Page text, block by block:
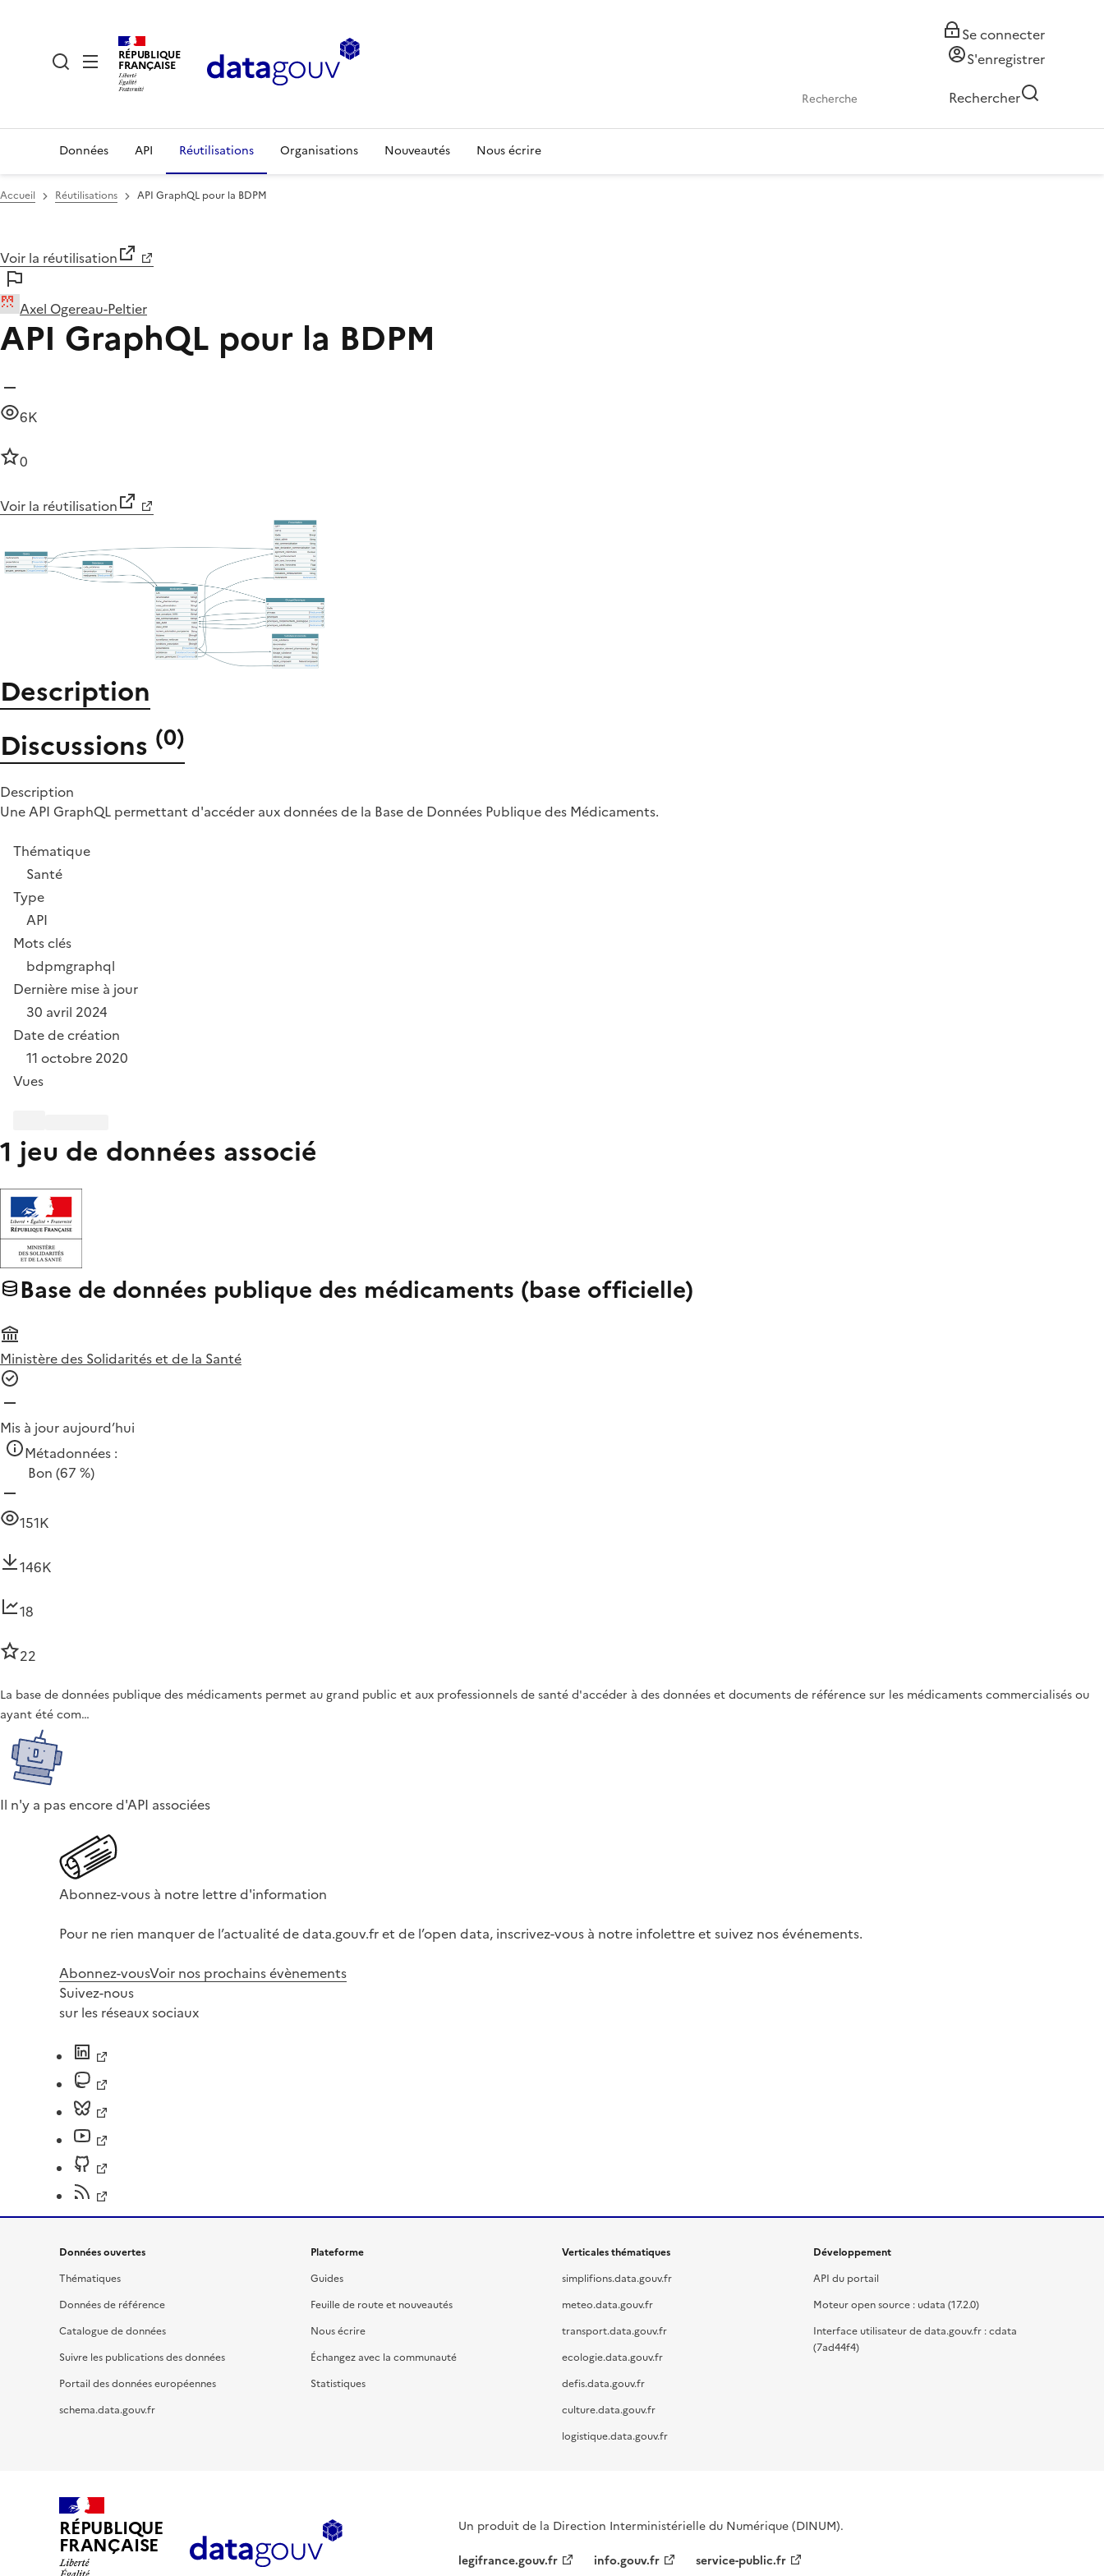
RÉPUBLIQUE
FRANÇAISE
Se connecter
S'enregistrer
Rechercher
Données API Réutilisations Organisations Nouveautés Nous écrire
Accueil Réutilisations API GraphQL pour la BDPM
Voir la réutilisation
Axel Ogereau-Peltier
API GraphQL pour la BDPM
6K
0
Voir la réutilisation
Description
Discussions (0)
Description
Une API GraphQL permettant d'accéder aux données de la Base de Données Publique des Médicaments.
Thématique
Santé
Type
API
Mots clés
bdpmgraphql
Dernière mise à jour
30 avril 2024
Date de création
11 octobre 2020
Vues
1 jeu de données associé
Base de données publique des médicaments (base officielle)
Ministère des Solidarités et de la Santé
Mis à jour aujourd’hui
Métadonnées :
Bon (67 %)
151K
146K
18
22
La base de données publique des médicaments permet au grand public et aux professionnels de santé d'accéder à des données et documents de référence sur les médicaments commercialisés ou
ayant été com…
Il n'y a pas encore d'API associées
Abonnez-vous à notre lettre d'information
Pour ne rien manquer de l’actualité de data.gouv.fr et de l’open data, inscrivez-vous à notre infolettre et suivez nos événements.
Abonnez-vousVoir nos prochains évènements
Suivez-nous
sur les réseaux sociaux
Données ouvertes
Thématiques
Données de référence
Catalogue de données
Suivre les publications des données
Portail des données européennes
schema.data.gouv.fr
Plateforme
Guides
Feuille de route et nouveautés
Nous écrire
Échangez avec la communauté
Statistiques
Verticales thématiques
simplifions.data.gouv.fr
meteo.data.gouv.fr
transport.data.gouv.fr
ecologie.data.gouv.fr
defis.data.gouv.fr
culture.data.gouv.fr
logistique.data.gouv.fr
Développement
API du portail
Moteur open source : udata (17.2.0)
Interface utilisateur de data.gouv.fr : cdata
(7ad44f4)
RÉPUBLIQUE
FRANÇAISE
Un produit de la Direction Interministérielle du Numérique (DINUM).
legifrance.gouv.fr
info.gouv.fr service-public.fr